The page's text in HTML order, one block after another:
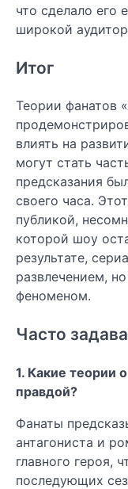
что сделало его
широкой
Итог
Теории фанатов
влиять на
могут стать
предсказания
своего часа.
публикой,
которой шоу
результате,
развлечением,
феноменом.
Часто
1. Какие теории
правдой?
Фанаты
антагониста и
главного героя,
последующих